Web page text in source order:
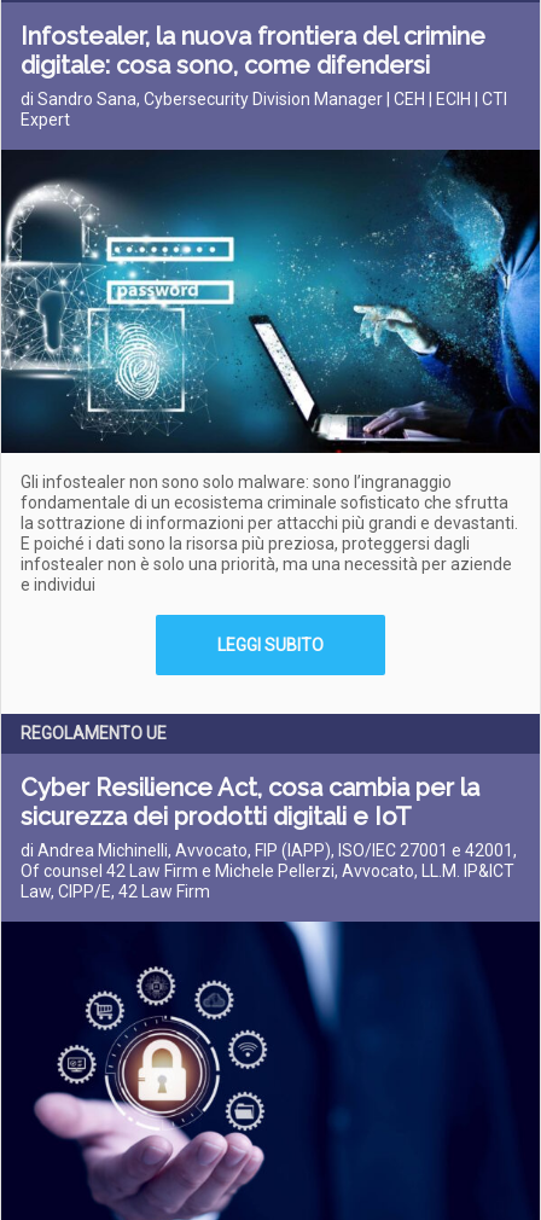
Infostealer, la nuova frontiera del crimine
digitale: cosa sono, come difendersi
di Sandro Sana, Cybersecurity Division Manager | CEH | ECIH | CTI
Expert
Gli infostealer non sono solo malware: sono l’ingranaggio
fondamentale di un ecosistema criminale sofisticato che sfrutta
la sottrazione di informazioni per attacchi più grandi e devastanti.
E poiché i dati sono la risorsa più preziosa, proteggersi dagli
infostealer non è solo una priorità, ma una necessità per aziende
e individui
LEGGI SUBITO
REGOLAMENTO UE
Cyber Resilience Act, cosa cambia per la
sicurezza dei prodotti digitali e IoT
di Andrea Michinelli, Avvocato, FIP (IAPP), ISO/IEC 27001 e 42001,
Of counsel 42 Law Firm e Michele Pellerzi, Avvocato, LL.M. IP&ICT
Law, CIPP/E, 42 Law Firm